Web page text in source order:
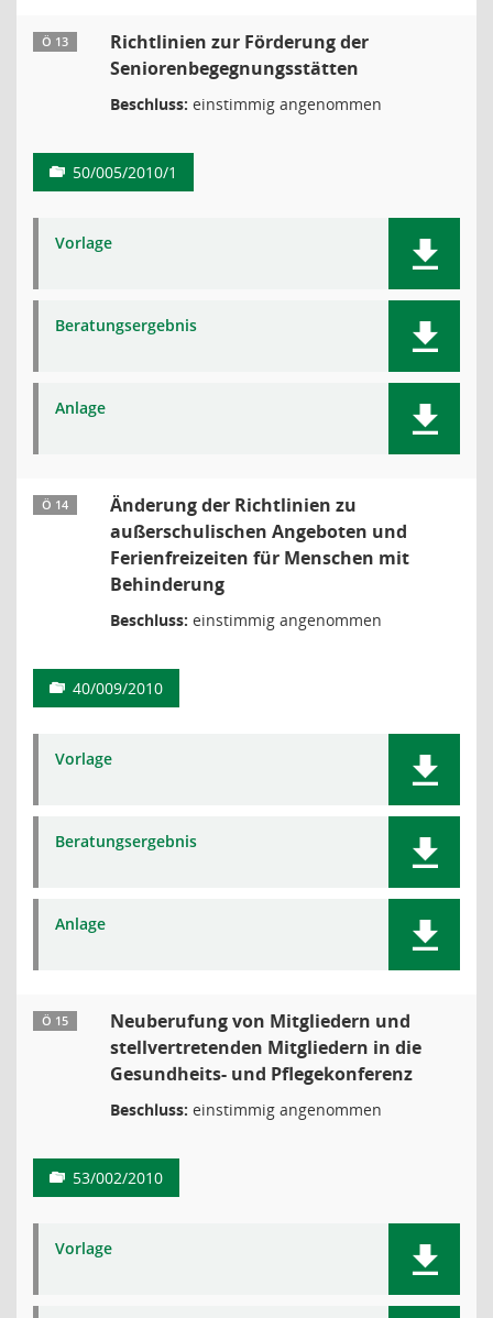
Ö 13
Richtlinien zur Förderung der
Seniorenbegegnungsstätten
Beschluss: einstimmig angenommen
50/005/2010/1
Vorlage
Beratungsergebnis
Anlage
Ö 14
Änderung der Richtlinien zu
außerschulischen Angeboten und
Ferienfreizeiten für Menschen mit
Behinderung
Beschluss: einstimmig angenommen
40/009/2010
Vorlage
Beratungsergebnis
Anlage
Ö 15
Neuberufung von Mitgliedern und
stellvertretenden Mitgliedern in die
Gesundheits- und Pflegekonferenz
Beschluss: einstimmig angenommen
53/002/2010
Vorlage